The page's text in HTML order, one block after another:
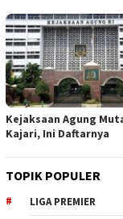
Kejaksaan Agung
Kajari, Ini Daftarnya
TOPIK POPULER
LIGA PREMIER